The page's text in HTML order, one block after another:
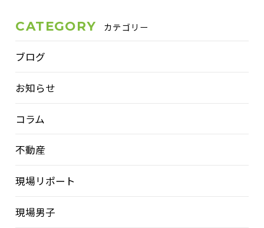
CATEGORY カテゴリー
ブログ
お知らせ
コラム
不動産
現場リポート
現場男子